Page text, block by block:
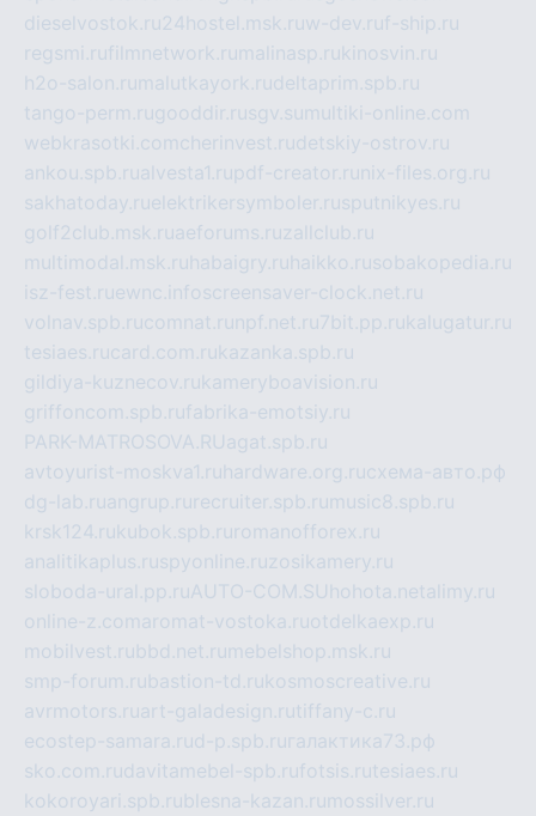
dieselvostok.ru24hostel.msk.ruw-dev.ruf-ship.ru
regsmi.rufilmnetwork.ru malinasp.rukinosvin.ru
h2o-salon.ru malutkayork.rudeltaprim.spb.ru
tango-perm.rugooddir.rusgv.su multiki-online.com
webkrasotki.comcherinvest.rudetskiy-ostrov.ru
ankou.spb.rualvesta1.rupdf-creator.ru nix-files.org.ru
sakhatoday.ruelektrikersymboler.rusputnikyes.ru
golf2club.msk.ruaeforums.ruzallclub.ru
multimodal.msk.ru habaigry.ru haikko.rusobakopedia.ru
isz-fest.ruewnc.infoscreensaver-clock.net.ru
volnav.spb.rucomnat.ru npf.net.ru 7bit.pp.rukalugatur.ru
tesiaes.rucard.com.rukazanka.spb.ru
gildiya-kuznecov.rukameryboavision.ru
griffoncom.spb.rufabrika-emotsiy.ru
PARK-MATROSOVA.RUagat.spb.ru
avtoyurist-moskva1.ru hardware.org.ruсхема-авто.рф
dg-lab.ruangrup.ru recruiter.spb.ru music8.spb.ru
krsk124.rukubok.spb.ru romanofforex.ru
analitikaplus.ruspyonline.ruzosikamery.ru
sloboda-ural.pp.ruAUTO-COM.SU hohota.net alimy.ru
online-z.comaromat-vostoka.ruotdelkaexp.ru
mobilvest.rubbd.net.ru mebelshop.msk.ru
smp-forum.rubastion-td.rukosmoscreative.ru
avrmotors.ruart-galadesign.rutiffany-c.ru
ecostep-samara.rud-p.spb.ru галактика73.рф
sko.com.rudavitamebel-spb.rufotsis.rutesiaes.ru
kokoroyari.spb.rublesna-kazan.ru mossilver.ru